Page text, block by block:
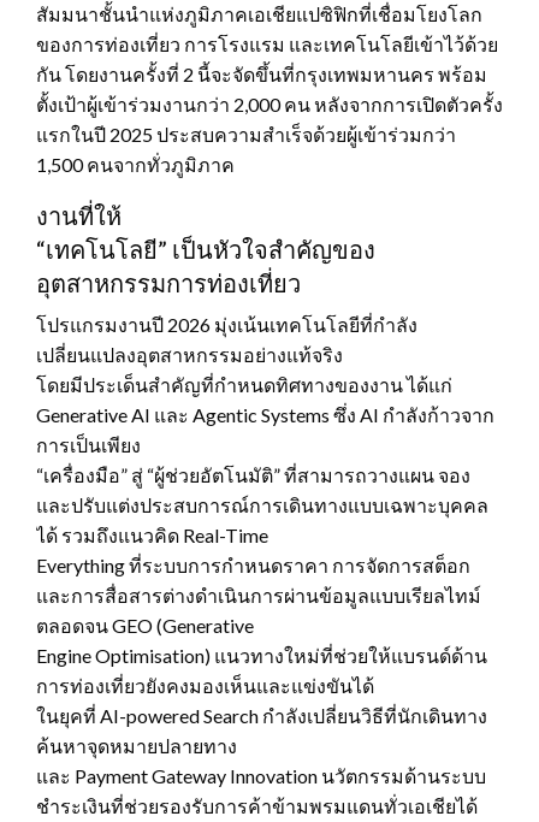
สัมมนาชั้นนำแห่งภูมิภาคเอเชียแปซิฟิกที่เชื่อมโยงโลก
ของการท่องเที่ยว การโรงแรม และเทคโนโลยีเข้าไว้ด้วย
กัน โดยงานครั้งที่ 2 นี้จะจัดขึ้นที่กรุงเทพมหานคร พร้อม
ตั้งเป้าผู้เข้าร่วมงานกว่า 2,000 คน หลังจากการเปิดตัวครั้ง
แรกในปี 2025 ประสบความสำเร็จด้วยผู้เข้าร่วมกว่า
1,500 คนจากทั่วภูมิภาค
งานที่ให้
“เทคโนโลยี” เป็นหัวใจสำคัญของ
อุตสาหกรรมการท่องเที่ยว
โปรแกรมงานปี 2026 มุ่งเน้นเทคโนโลยีที่กำลัง
เปลี่ยนแปลงอุตสาหกรรมอย่างแท้จริง
โดยมีประเด็นสำคัญที่กำหนดทิศทางของงาน ได้แก่
Generative AI และ Agentic Systems ซึ่ง AI กำลังก้าวจาก
การเป็นเพียง
“เครื่องมือ” สู่ “ผู้ช่วยอัตโนมัติ” ที่สามารถวางแผน จอง
และปรับแต่งประสบการณ์การเดินทางแบบเฉพาะบุคคล
ได้ รวมถึงแนวคิด Real-Time
Everything ที่ระบบการกำหนดราคา การจัดการสต็อก
และการสื่อสารต่างดำเนินการผ่านข้อมูลแบบเรียลไทม์
ตลอดจน GEO (Generative
Engine Optimisation) แนวทางใหม่ที่ช่วยให้แบรนด์ด้าน
การท่องเที่ยวยังคงมองเห็นและแข่งขันได้
ในยุคที่ AI-powered Search กำลังเปลี่ยนวิธีที่นักเดินทาง
ค้นหาจุดหมายปลายทาง
และ Payment Gateway Innovation นวัตกรรมด้านระบบ
ชำระเงินที่ช่วยรองรับการค้าข้ามพรมแดนทั่วเอเชียได้